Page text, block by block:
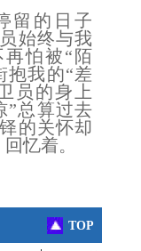
留的日子
始终与我
怕被“陌
抱我的“差
员的身上
”总算过去
的关怀却
忆着。
TOP